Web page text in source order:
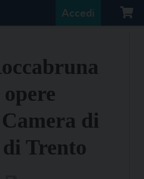
Accedi
di
Trento